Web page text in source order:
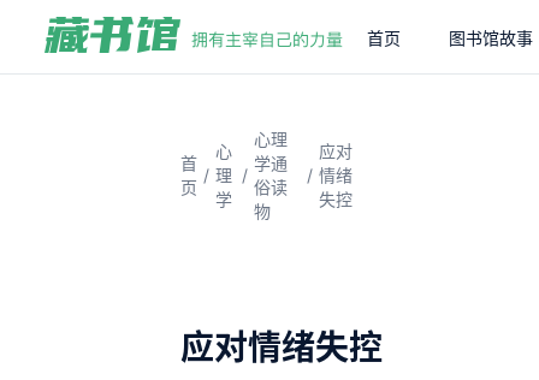
首页 图书馆故事
首
页
/
心
理
学
/
心理
学通
俗读
物
/
应对
情绪
失控
应对情绪失控